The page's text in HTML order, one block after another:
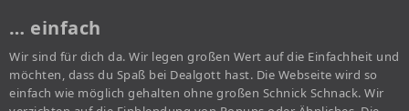
… einfach
Wir sind für dich da. Wir legen großen Wert auf die Einfachheit und
möchten, dass du Spaß bei Dealgott hast. Die Webseite wird so
einfach wie möglich gehalten ohne großen Schnick Schnack. Wir